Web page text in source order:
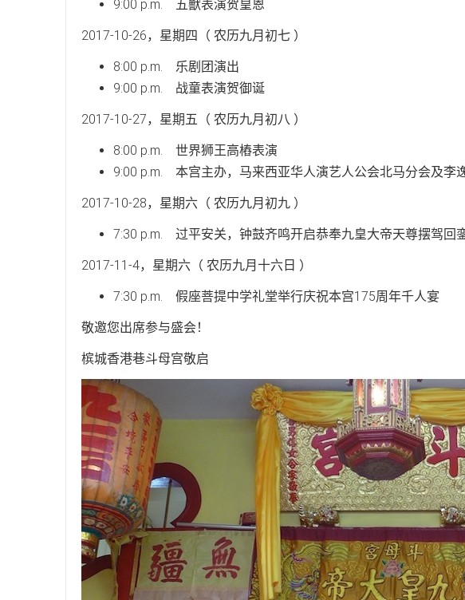
9:00 p.m. 五獸表演贺皇恩
2017-10-26，星期四（ 农历九月初七 ）
8:00 p.m. 乐剧团演出
9:00 p.m. 战童表演贺御诞
2017-10-27，星期五（ 农历九月初八 ）
8:00 p.m. 世界狮王高樁表演
9:00 p.m. 本宫主办，马来西亚华人演艺人公会北马分会及李
2017-10-28，星期六（ 农历九月初九 ）
7:30 p.m. 过平安关，钟鼓齐鸣开启恭奉九皇大帝天尊摆驾回
2017-11-4，星期六（ 农历九月十六日 ）
7:30 p.m. 假座菩提中学礼堂举行庆祝本宫175周年千人宴
敬邀您出席参与盛会！
槟城香港巷斗母宫敬启